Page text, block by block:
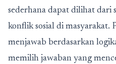
sederhana dapat dilihat dari
konflik sosial di masyarakat.
menjawab berdasarkan
memilih jawaban yang